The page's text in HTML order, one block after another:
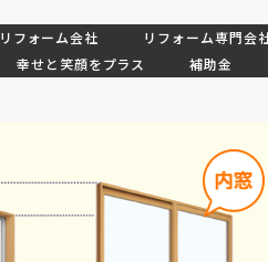
リフォーム会社 リフォーム専門会
幸せと笑顔をプラス 補助金